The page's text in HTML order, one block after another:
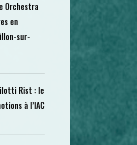
Orchestra
en
sur-
Rist : le
à l’IAC